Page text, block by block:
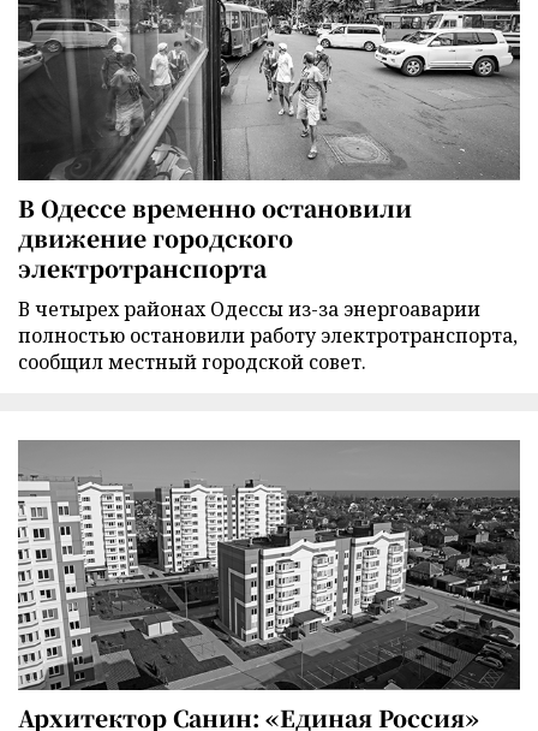
В Одессе временно остановили
движение городского
электротранспорта
В четырех районах Одессы из-за энергоаварии
полностью остановили работу электротранспорта,
сообщил местный городской совет.
Архитектор Санин: «Единая Россия»